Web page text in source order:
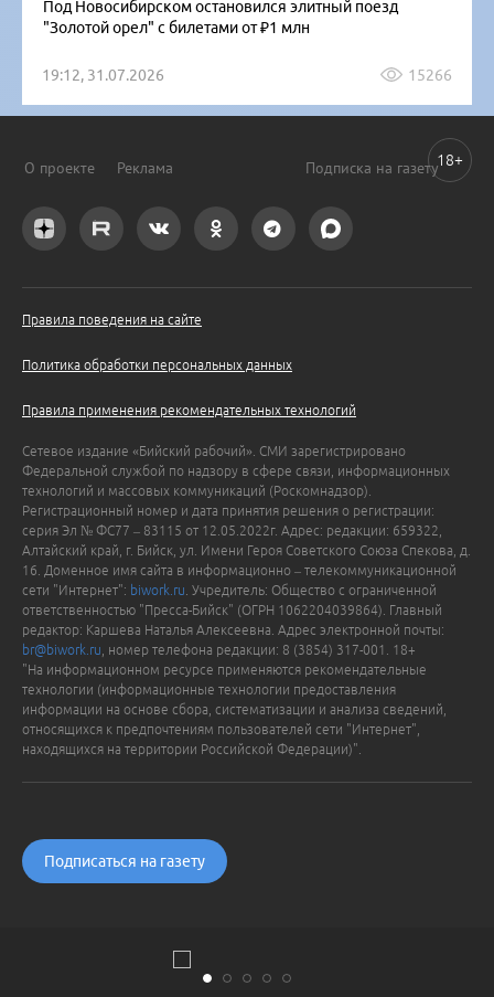
Под Новосибирском остановился элитный поезд
"Золотой орел" с билетами от ₽1 млн
19:12, 31.07.2026 15266
О проекте Реклама Подписка на газету
Правила поведения на сайте
Политика обработки персональных данных
Правила применения рекомендательных технологий
Сетевое издание «Бийский рабочий». СМИ зарегистрировано
Федеральной службой по надзору в сфере связи, информационных
технологий и массовых коммуникаций (Роскомнадзор).
Регистрационный номер и дата принятия решения о регистрации:
серия Эл № ФС77 – 83115 от 12.05.2022г. Адрес: редакции: 659322,
Алтайский край, г. Бийск, ул. Имени Героя Советского Союза Спекова, д.
16. Доменное имя сайта в информационно – телекоммуникационной
сети "Интернет": biwork.ru . Учредитель: Общество с ограниченной
ответственностью "Пресса-Бийск" (ОГРН 1062204039864). Главный
редактор: Каршева Наталья Алексеевна. Адрес электронной почты:
br@biwork.ru , номер телефона редакции: 8 (3854) 317-001. 18+
"На информационном ресурсе применяются рекомендательные
технологии (информационные технологии предоставления
информации на основе сбора, систематизации и анализа сведений,
относящихся к предпочтениям пользователей сети "Интернет",
находящихся на территории Российской Федерации)".
Подписаться на газету
18+